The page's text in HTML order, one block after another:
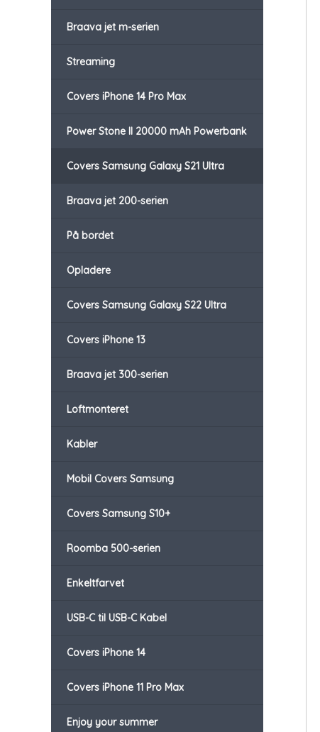
Braava jet m-serien
Streaming
Covers iPhone 14 Pro Max
Power Stone II 20000 mAh Powerbank
Covers Samsung Galaxy S21 Ultra
Braava jet 200-serien
På bordet
Opladere
Covers Samsung Galaxy S22 Ultra
Covers iPhone 13
Braava jet 300-serien
Loftmonteret
Kabler
Mobil Covers Samsung
Covers Samsung S10+
Roomba 500-serien
Enkeltfarvet
USB-C til USB-C Kabel
Covers iPhone 14
Covers iPhone 11 Pro Max
Enjoy your summer